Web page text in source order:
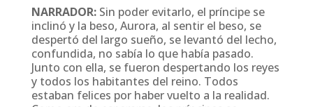
NARRADOR:Sin poder evitarlo, el príncipe se
inclinó y la beso, Aurora, al sentir el beso, se
despertó del largo sueño, se levantó del lecho,
confundida, no sabía lo que había pasado.
Junto con ella, se fueron despertando los reyes
y todos los habitantes del reino. Todos
estaban felices por haber vuelto a la realidad.